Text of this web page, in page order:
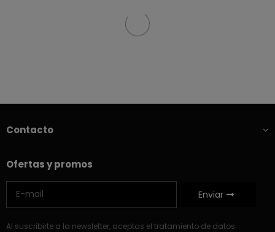
Contacto
Ofertas y promos
Enviar
Al suscribirte a la newsletter, aceptas el tratamiento de datos